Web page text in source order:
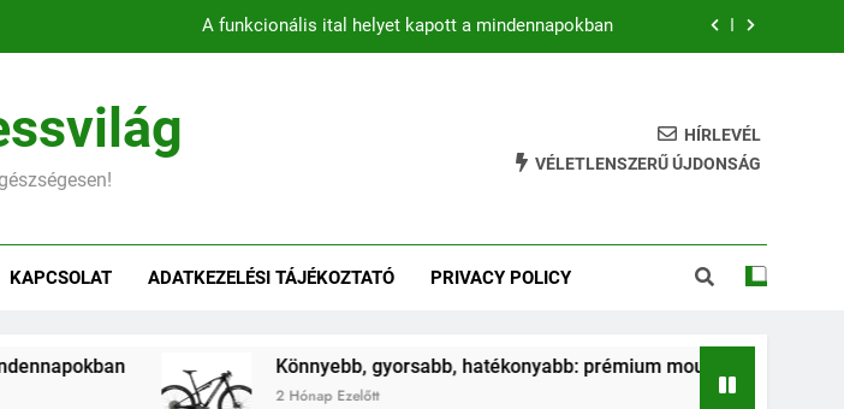
A funkcionális ital helyet kapott a mindennapokban
Belső comb edzés otthon – 5 hatékony gyakorlat feszesebb lábakért
Könnyebb, gyorsabb, hatékonyabb: prémium mountain bike-ok 2026-ban
HÍRLEVÉL
VÉLETLENSZERŰ ÚJDONSÁG
KAPCSOLAT ADATKEZELÉSI TÁJÉKOZTATÓ PRIVACY POLICY
Könnyebb, gyorsabb, hatékonyabb: prémium mountain bike-ok 2026-ban
2 Hónap Ezelőtt